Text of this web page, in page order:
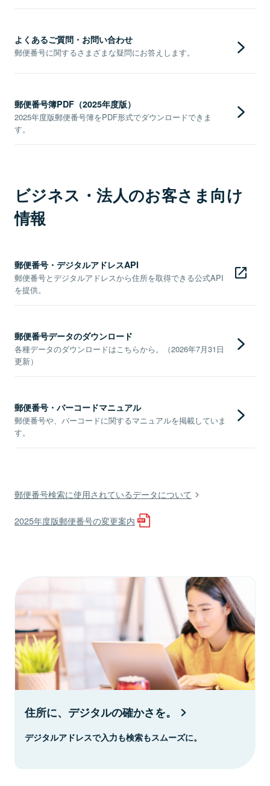
よくあるご質問・お問い合わせ
郵便番号に関するさまざまな疑問にお答えします。
郵便番号簿PDF（2025年度版）
2025年度版郵便番号簿をPDF形式でダウンロードできま
す。
ビジネス・法人のお客さま向け
情報
郵便番号・デジタルアドレスAPI
郵便番号とデジタルアドレスから住所を取得できる公式API
を提供。
郵便番号データのダウンロード
各種データのダウンロードはこちらから。（2026年7月31日
更新）
郵便番号・バーコードマニュアル
郵便番号や、バーコードに関するマニュアルを掲載していま
す。
郵便番号検索に使用されているデータについて
2025年度版郵便番号の変更案内
住所に、デジタルの確かさを。
デジタルアドレスで入力も検索もスムーズに。